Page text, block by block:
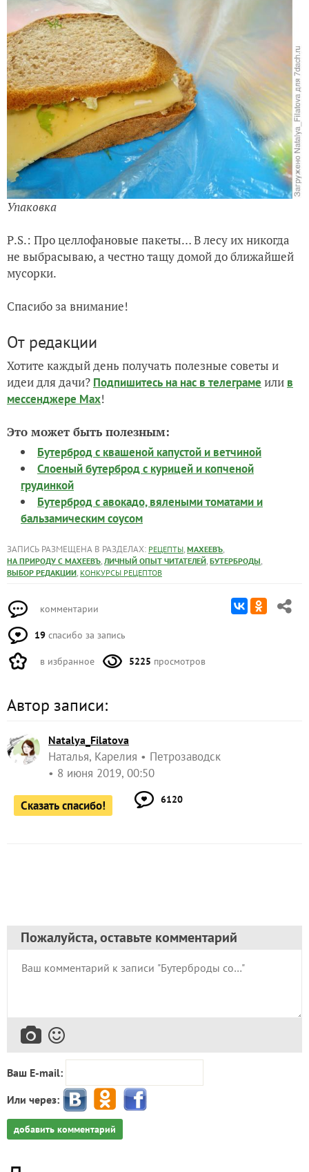
Упаковка
Р.S.: Про целлофановые пакеты… В лесу их никогда
не выбрасываю, а честно тащу домой до ближайшей
мусорки.
Спасибо за внимание!
От редакции
Хотите каждый день получать полезные советы и
идеи для дачи? Подпишитесь на нас в телеграме или в
мессенджере Max!
Это может быть полезным:
Бутерброд с квашеной капустой и ветчиной
Слоеный бутерброд с курицей и копченой
грудинкой
Бутерброд с авокадо, вялеными томатами и
бальзамическим соусом
ЗАПИСЬ РАЗМЕЩЕНА В РАЗДЕЛАХ: РЕЦЕПТЫ, МАХЕЕВЪ,
НА ПРИРОДУ С МАХЕЕВЪ, ЛИЧНЫЙ ОПЫТ ЧИТАТЕЛЕЙ, БУТЕРБРОДЫ,
ВЫБОР РЕДАКЦИИ, КОНКУРСЫ РЕЦЕПТОВ
комментарии
19 спасибо за запись
в избранное 5225 просмотров
Автор записи:
Natalya_Filatova
Наталья, Карелия
Петрозаводск
8 июня 2019, 00:50
Сказать спасибо! 6120
Пожалуйста, оставьте комментарий
Ваш E-mail:
Или через:
добавить комментарий